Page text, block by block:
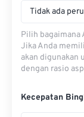
Tidak ada
Pilih bagaimana
Jika Anda
akan digunakan
dengan rasio
Kecepatan